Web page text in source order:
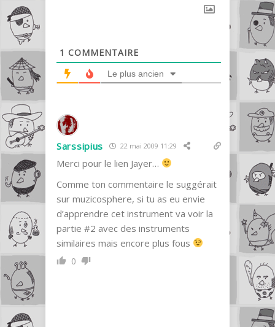
1 COMMENTAIRE
Le plus ancien
Sarssipius 22 mai 2009 11:29
Merci pour le lien Jayer…
Comme ton commentaire le suggérait
sur muzicosphere, si tu as eu envie
d’apprendre cet instrument va voir la
partie #2 avec des instruments
similaires mais encore plus fous
0